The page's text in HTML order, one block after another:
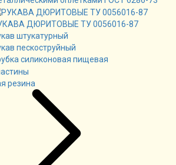
ДЮРИТОВЫЕ ТУ 0056016-87
штукатурный
пескоструйный
силиконовая пищевая
резина